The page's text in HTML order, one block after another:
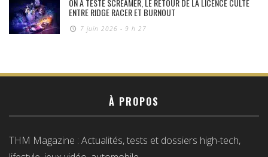
ON A TESTÉ SCREAMER, LE RETOUR DE LA LICENCE CULTE
ENTRE RIDGE RACER ET BURNOUT
7 juin 2026 - 9 h 27
À PROPOS
THM Magazine : Actualités, tests et dossiers high-tech,